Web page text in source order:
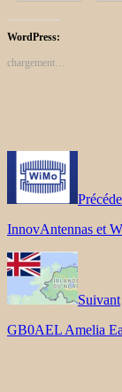
WordPress:
chargement…
InnovAntennas et
Suivant
GB0AEL Amelia